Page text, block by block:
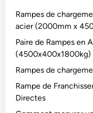
Rampes de
acier (2000mm x
Paire de Rampes en
(4500x400x1800kg)
Rampes de
Rampe de
Directes